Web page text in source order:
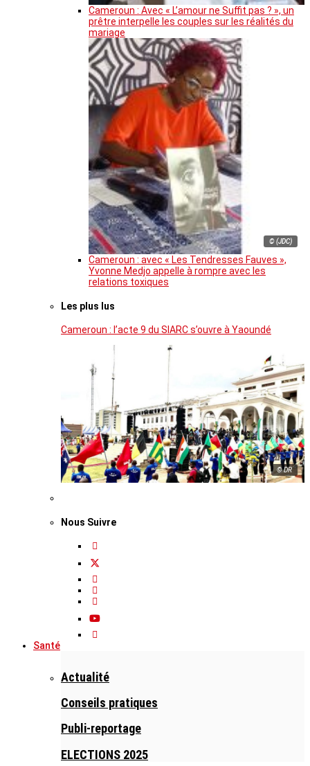
Cameroun : Avec « L’amour ne Suffit pas ? », un
prêtre interpelle les couples sur les réalités du
mariage
© (JDC)
Cameroun : avec « Les Tendresses Fauves »,
Yvonne Medjo appelle à rompre avec les
relations toxiques
Les plus lus
Cameroun : l’acte 9 du SIARC s’ouvre à Yaoundé
© DR
Nous Suivre
Santé
Actualité
Conseils pratiques
Publi-reportage
ELECTIONS 2025